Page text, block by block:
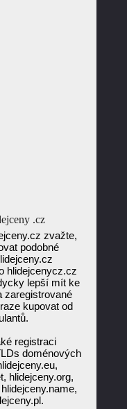
.cz
zvažte,
podobné
hlidejcenycz.cz
lepší mít ke
zaregistrované
kupovat od
registraci
doménových
hlidejceny.org,